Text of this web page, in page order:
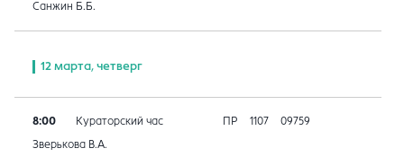
Санжин Б.Б.
12 марта, четверг
8:00 Кураторский час ПР 1107 09759
Зверькова В.А.